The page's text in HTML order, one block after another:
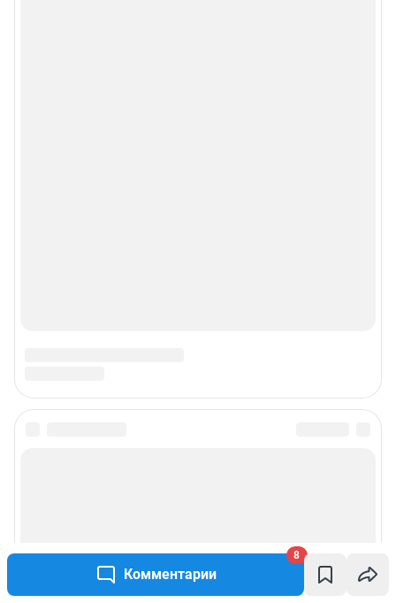
Комментарии
8